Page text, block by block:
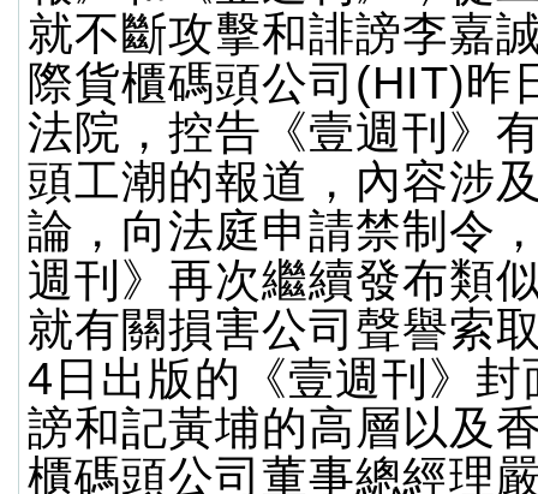
就不斷攻擊和誹謗李嘉
際貨櫃碼頭公司(HIT)昨
法院，控告《壹週刊》
頭工潮的報道，內容涉
論，向法庭申請禁制令
週刊》再次繼續發布類
就有關損害公司聲譽索
4日出版的《壹週刊》封
謗和記黃埔的高層以及
櫃碼頭公司董事總經理